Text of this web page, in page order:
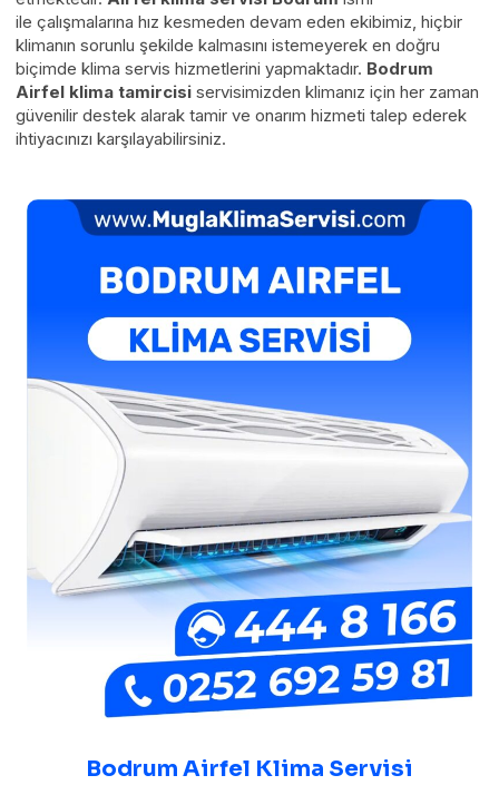
ile çalışmalarına hız kesmeden devam eden ekibimiz, hiçbir
klimanın sorunlu şekilde kalmasını istemeyerek en doğru
biçimde klima servis hizmetlerini yapmaktadır. Bodrum
Airfel klima tamircisi servisimizden klimanız için her zaman
güvenilir destek alarak tamir ve onarım hizmeti talep ederek
ihtiyacınızı karşılayabilirsiniz.
Bodrum Airfel Klima Servisi